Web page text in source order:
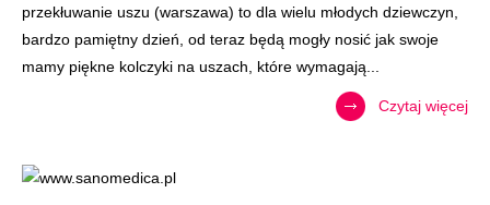
przekłuwanie uszu (warszawa) to dla wielu młodych dziewczyn,
bardzo pamiętny dzień, od teraz będą mogły nosić jak swoje
mamy piękne kolczyki na uszach, które wymagają...
Czytaj więcej